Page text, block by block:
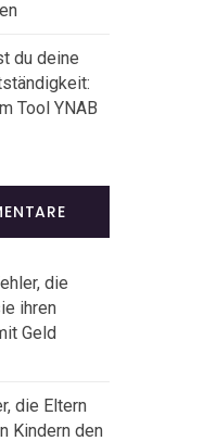
du deine
Tool YNAB
die
ihren
Geld
die Eltern
Kindern den